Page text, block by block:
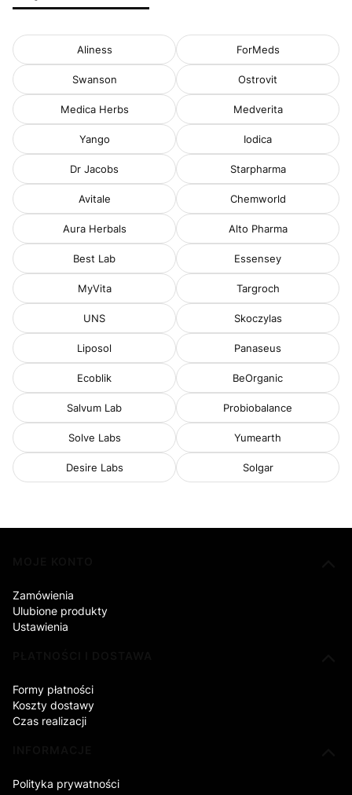
Aliness ForMeds
Swanson Ostrovit
Medica Herbs Medverita
Yango Iodica
Dr Jacobs Starpharma
Avitale Chemworld
Aura Herbals Alto Pharma
Best Lab Essensey
MyVita Targroch
UNS Skoczylas
Liposol Panaseus
Ecoblik BeOrganic
Salvum Lab Probiobalance
Solve Labs Yumearth
Desire Labs Solgar
Zamówienia
Ulubione produkty
Ustawienia
Formy płatności
Koszty dostawy
Czas realizacji
Polityka prywatności